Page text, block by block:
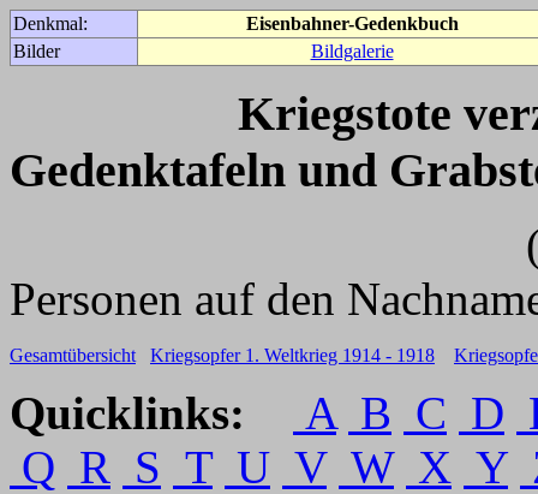
Denkmal:
Eisenbahner-Gedenkbuch
Bilder
Bildgalerie
Kriegstote
Gedenktafeln und
(Für weitere
Personen auf den
Gesamtübersicht Kriegsopfer 1. Weltkrieg 1914 - 1918
Quicklinks: A B C D
Q R S T U V W X Y